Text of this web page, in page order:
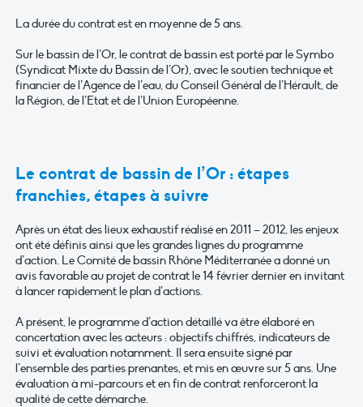
La durée du contrat est en moyenne de 5 ans.
Sur le bassin de l’Or, le contrat de bassin est porté par le Symbo
(Syndicat Mixte du Bassin de l’Or), avec le soutien technique et
financier de l’Agence de l’eau, du Conseil Général de l’Hérault, de
la Région, de l’Etat et de l’Union Européenne.
Le contrat de bassin de l’Or : étapes
franchies, étapes à suivre
Après un état des lieux exhaustif réalisé en 2011 – 2012, les enjeux
ont été définis ainsi que les grandes lignes du programme
d’action. Le Comité de bassin Rhône Méditerranée a donné un
avis favorable au projet de contrat le 14 février dernier en invitant
à lancer rapidement le plan d’actions.
A présent, le programme d’action détaillé va être élaboré en
concertation avec les acteurs : objectifs chiffrés, indicateurs de
suivi et évaluation notamment. Il sera ensuite signé par
l’ensemble des parties prenantes, et mis en œuvre sur 5 ans. Une
évaluation à mi-parcours et en fin de contrat renforceront la
qualité de cette démarche.